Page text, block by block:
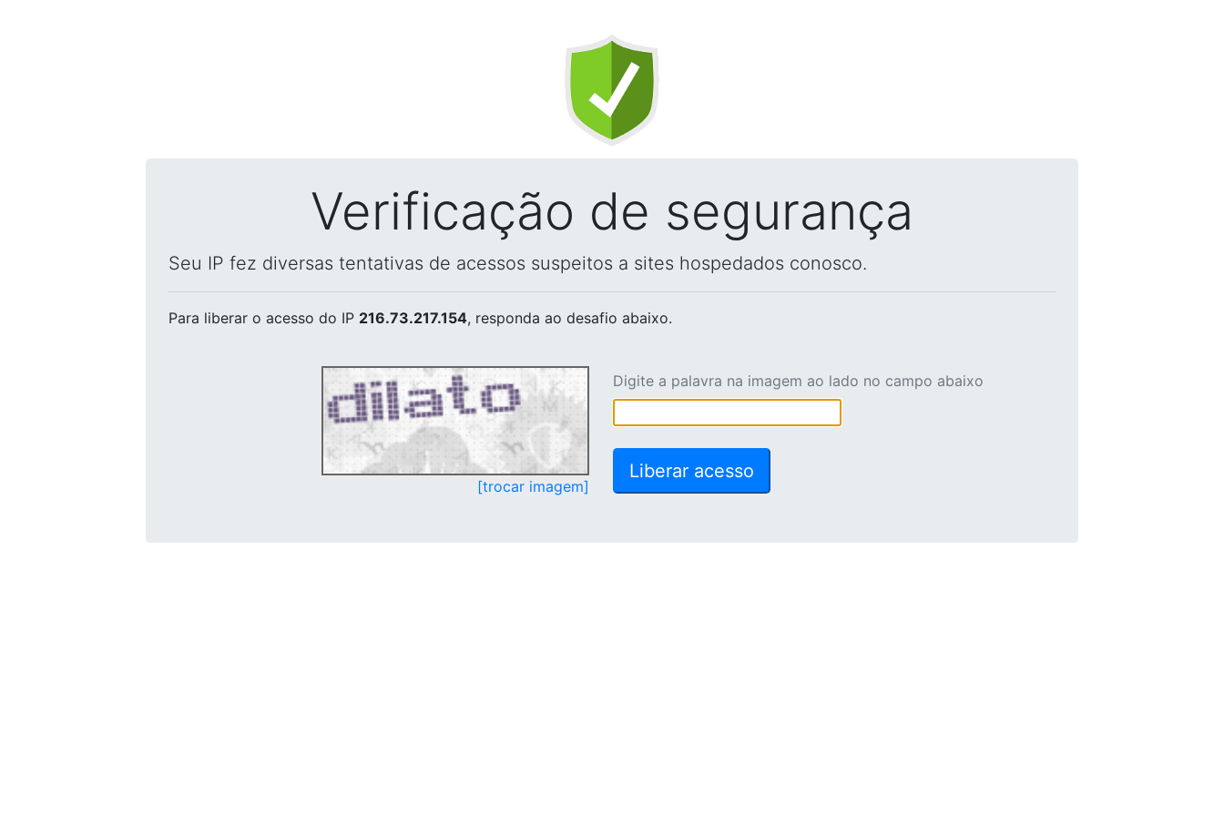
Verificação de segurança
Seu IP fez diversas tentativas de acessos suspeitos a sites hospedados conosco.
Para liberar o acesso do IP 216.73.217.154, responda ao desafio abaixo.
[trocar imagem]
Digite a palavra na imagem ao lado no campo abaixo